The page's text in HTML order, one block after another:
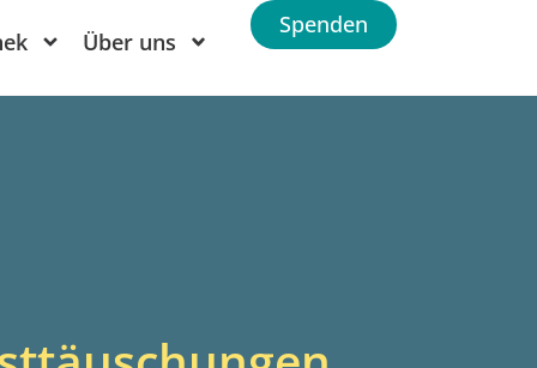
Über uns
Spenden